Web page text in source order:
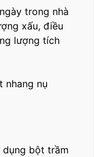
trong nhà
xấu, điều
lượng tích
nhang nụ
bột trầm